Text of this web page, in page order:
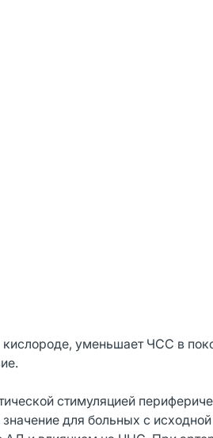
уменьшает ЧСС в
стимуляцией
для больных с исходной